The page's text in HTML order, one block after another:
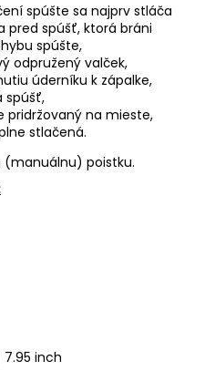
spúšte sa najprv stláča
pred spúšť, ktorá bráni
spúšte,
odpružený valček,
úderníku k zápalke,
spúšť,
pridržovaný na mieste,
stlačená.
(manuálnu) poistku.
inch